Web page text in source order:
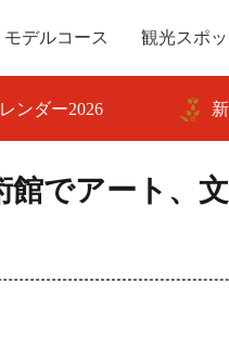
モデルコース 観光スポッ
ンダー2026
館でアート、